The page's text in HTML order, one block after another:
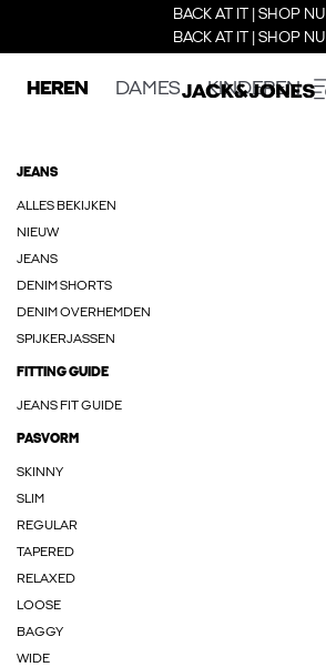
BACK AT IT | SHOP NU
BACK AT IT | SHOP NU
HEREN DAMES KINDEREN
JEANS
ALLES BEKIJKEN
NIEUW
JEANS
DENIM SHORTS
DENIM OVERHEMDEN
SPIJKERJASSEN
FITTING GUIDE
JEANS FIT GUIDE
PASVORM
SKINNY
SLIM
REGULAR
TAPERED
RELAXED
LOOSE
BAGGY
WIDE